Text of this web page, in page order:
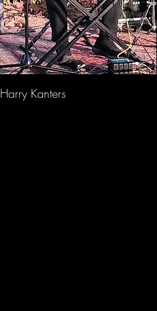
Harry